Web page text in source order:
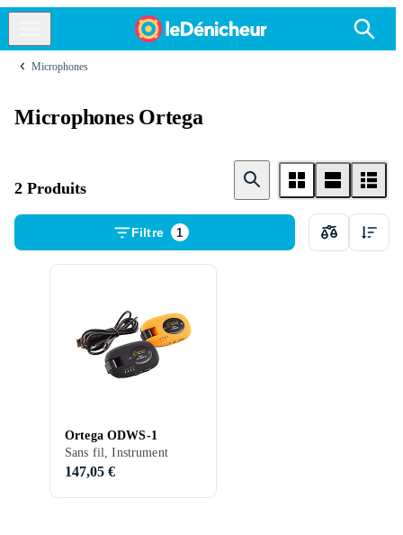
Microphones
Microphones Ortega
2 Produits
Filtre 1
Ortega ODWS-1
Sans fil, Instrument
147,05 €